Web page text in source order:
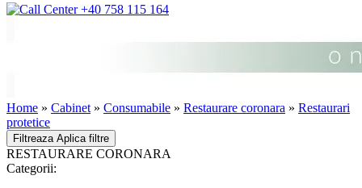
+40 758 115 164
Home » Cabinet » Consumabile » Restaurare coronara » Restaurari
protetice
Filtreaza Aplica filtre
RESTAURARE CORONARA
Categorii: